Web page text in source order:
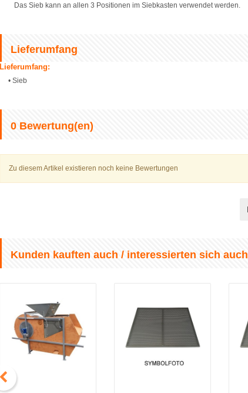
Das Sieb kann an allen 3 Positionen im Siebkasten verwendet werden.
Lieferumfang
Lieferumfang:
• Sieb
0 Bewertung(en)
Zu diesem Artikel existieren noch keine Bewertungen
Kunden kauften auch / interessierten sich